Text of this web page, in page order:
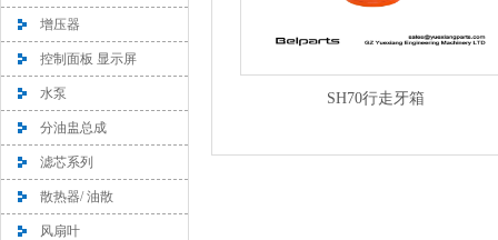
增压器
控制面板 显示屏
水泵
分油盅总成
滤芯系列
散热器/ 油散
风扇叶
SH70行走牙箱